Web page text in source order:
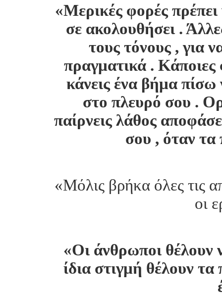
«Μερικές φορές πρέπει
σε ακολουθήσει .
τους τόνους , για
πραγματικά . Κάποιες
κάνεις ένα βήμα πίσω
στο πλευρό σου .
παίρνεις λάθος
σου , όταν τα
«Μόλις βρήκα όλες τις
οι
«Οι άνθρωποι θέλουν
ίδια στιγμή θέλουν